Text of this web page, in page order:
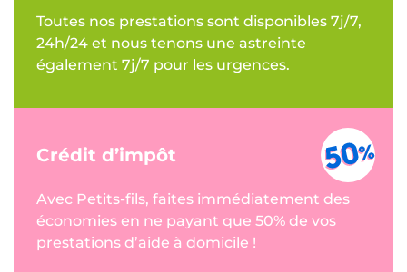
Toutes nos prestations sont disponibles 7j/7,
24h/24 et nous tenons une astreinte
également 7j/7 pour les urgences.
Crédit d’impôt
Avec Petits-fils, faites immédiatement des
économies en ne payant que 50% de vos
prestations d’aide à domicile !